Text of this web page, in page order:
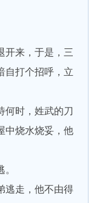
来，于是，三
自打个招呼，立
时，姓武的刀
中烧水烧妥，他
走，他不由得